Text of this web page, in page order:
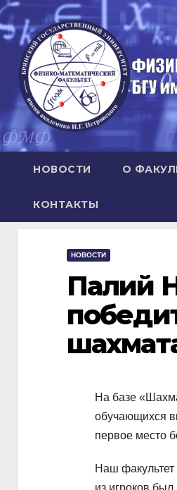
Перейти
к
содержимому
НОВОСТИ О
КОНТАКТЫ
НОВОСТИ
Палий
На базе
обучающихся
первое место
Наш
из игроков